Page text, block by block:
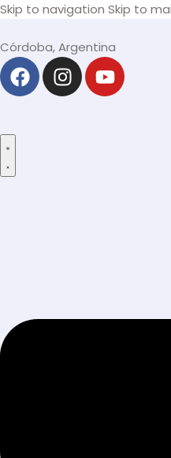
Skip to navigation Skip to
Córdoba, Argentina